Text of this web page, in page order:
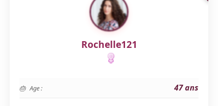
Rochelle121
Age : 47 ans